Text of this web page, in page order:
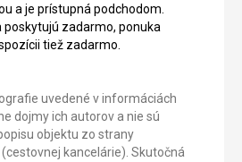
a je prístupná podchodom.
poskytujú zadarmo, ponuka
tiež zadarmo.
uvedené v informáciách
dojmy ich autorov a nie sú
objektu zo strany
kancelárie). Skutočná